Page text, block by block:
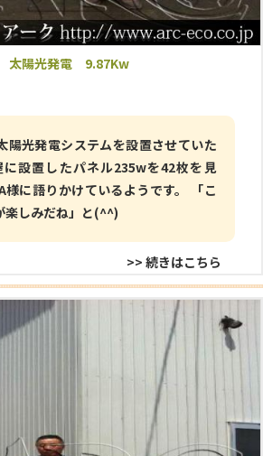
陽光発電 9.87Kw
陽光発電システムを設置させていた
設置したパネル235wを42枚を見
様に語りかけているようです。 「こ
楽しみだね」と(^^)
>> 続きはこちら